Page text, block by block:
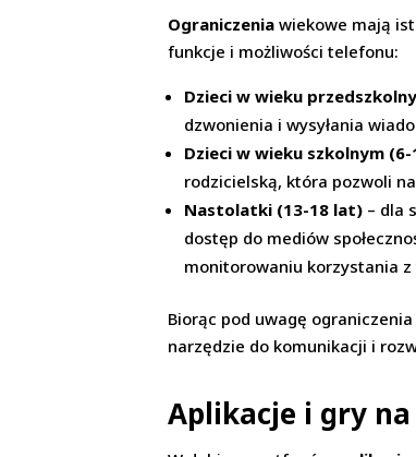
Ograniczenia wiekowe mają
funkcje i możliwości telefonu:
Dzieci w wieku
dzwonienia i wysyłania
Dzieci w wieku szkolnym
rodzicielską, która pozwoli
Nastolatki (13-18 lat) – dla
dostęp do mediów
monitorowaniu korzystania
Biorąc pod uwagę
narzędzie do komunikacji i
Aplikacje i gry